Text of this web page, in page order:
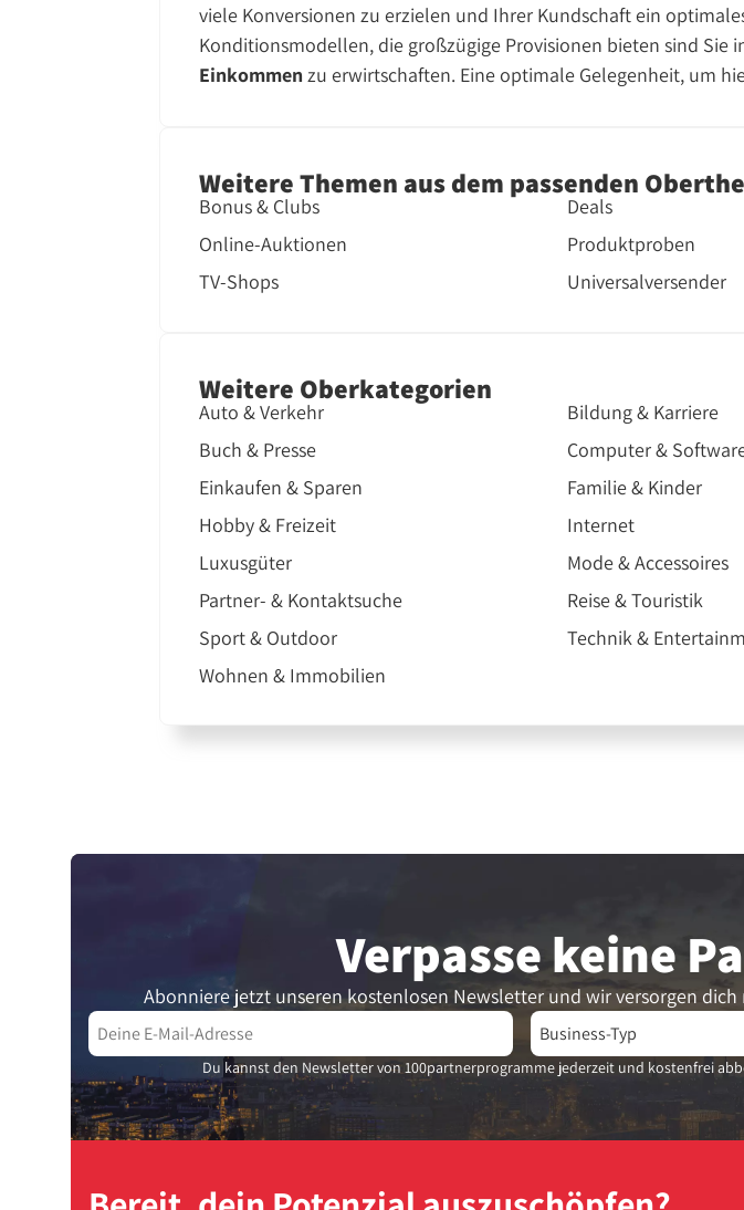
viele Konversionen zu erzielen und Ihrer Kundschaft ein
Konditionsmodellen, die großzügige Provisionen bieten sind Sie
Einkommen zu erwirtschaften. Eine optimale Gelegenheit, um
Weitere Themen aus dem passenden
Bonus & Clubs Deals
Online-Auktionen
Produktproben
TV-Shops
Universalversender
Weitere Oberkategorien
Auto & Verkehr Bildung & Karriere
Buch & Presse
Computer &
Einkaufen & Sparen
Familie & Kinder
Hobby & Freizeit
Internet
Luxusgüter
Mode & Accessoires
Partner- & Kontaktsuche
Reise & Touristik
Sport & Outdoor
Technik &
Wohnen & Immobilien
Verpasse keine
Abonniere jetzt unseren kostenlosen Newsletter und wir versorgen
Du kannst den Newsletter von 100partnerprogramme jederzeit und kostenfrei